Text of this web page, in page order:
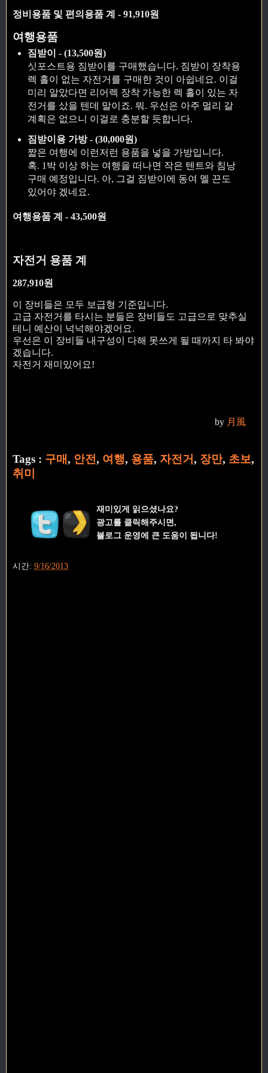
정비용품 및 편의용품 계 - 91,910원
여행용품
짐받이 - (13,500원)
싯포스트용 짐받이를 구매했습니다. 짐받이 장착용
렉 홀이 없는 자전거를 구매한 것이 아쉽네요. 이걸
미리 알았다면 리어렉 장착 가능한 렉 홀이 있는 자
전거를 샀을 텐데 말이죠. 뭐. 우선은 아주 멀리 갈
계획은 없으니 이걸로 충분할 듯합니다.
짐받이용 가방 - (30,000원)
짧은 여행에 이런저런 용품을 넣을 가방입니다.
혹. 1박 이상 하는 여행을 떠나면 작은 텐트와 침낭
구매 예정입니다. 아, 그걸 짐받이에 동여 멜 끈도
있어야 겠네요.
여행용품 계 - 43,500원
자전거 용품 계
287,910원
이 장비들은 모두 보급형 기준입니다.
고급 자전거를 타시는 분들은 장비들도 고급으로 맞추실
테니 예산이 넉넉해야겠어요.
우선은 이 장비들 내구성이 다해 못쓰게 될 때까지 타 봐야
겠습니다.
자전거 재미있어요!
by 月風
Tags : 구매, 안전, 여행, 용품, 자전거, 장만, 초보,
취미
재미있게 읽으셨나요?
광고를 클릭해주시면,
블로그 운영에 큰 도움이 됩니다!
시간: 9/16/2013